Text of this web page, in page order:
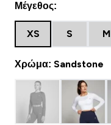
Μέγεθος:
XS S M
Χρώμα: Sandstone